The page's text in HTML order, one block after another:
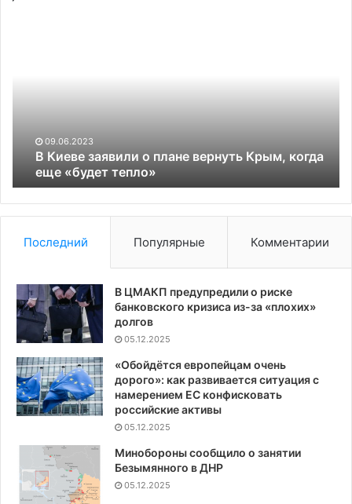
когда
«будет
тепло»
09.06.2023
В Киеве заявили о плане вернуть Крым, когда
еще «будет тепло»
Последний Популярные Комментарии
В ЦМАКП предупредили о риске
банковского кризиса из-за «плохих»
долгов
05.12.2025
«Обойдётся европейцам очень
дорого»: как развивается ситуация с
намерением ЕС конфисковать
российские активы
05.12.2025
Минобороны сообщило о занятии
Безымянного в ДНР
05.12.2025